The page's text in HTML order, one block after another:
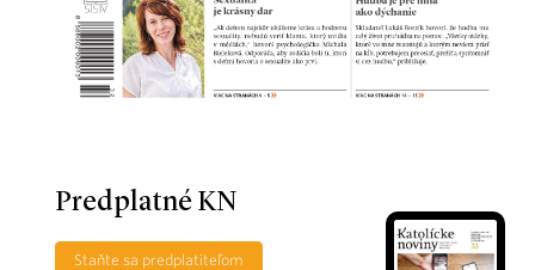
Predplatné KN
Staňte sa predplatiteľom